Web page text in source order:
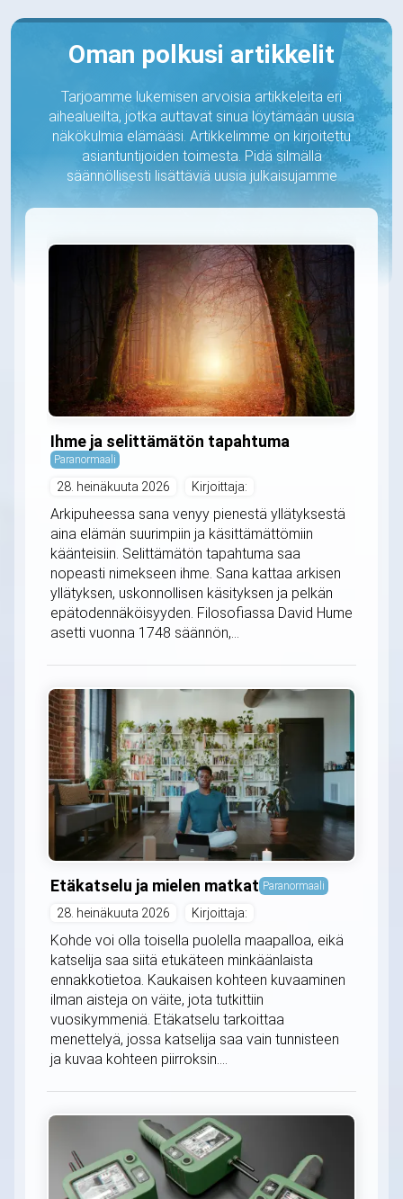
Oman polkusi artikkelit
Tarjoamme lukemisen arvoisia artikkeleita eri
aihealueilta, jotka auttavat sinua löytämään uusia
näkökulmia elämääsi. Artikkelimme on kirjoitettu
asiantuntijoiden toimesta. Pidä silmällä
säännöllisesti lisättäviä uusia julkaisujamme
Ihme ja selittämätön tapahtuma
Paranormaali
28. heinäkuuta 2026 Kirjoittaja:
Arkipuheessa sana venyy pienestä yllätyksestä
aina elämän suurimpiin ja käsittämättömiin
käänteisiin. Selittämätön tapahtuma saa
nopeasti nimekseen ihme. Sana kattaa arkisen
yllätyksen, uskonnollisen käsityksen ja pelkän
epätodennäköisyyden. Filosofiassa David Hume
asetti vuonna 1748 säännön,...
Etäkatselu ja mielen matkat Paranormaali
28. heinäkuuta 2026 Kirjoittaja:
Kohde voi olla toisella puolella maapalloa, eikä
katselija saa siitä etukäteen minkäänlaista
ennakkotietoa. Kaukaisen kohteen kuvaaminen
ilman aisteja on väite, jota tutkittiin
vuosikymmeniä. Etäkatselu tarkoittaa
menettelyä, jossa katselija saa vain tunnisteen
ja kuvaa kohteen piirroksin....